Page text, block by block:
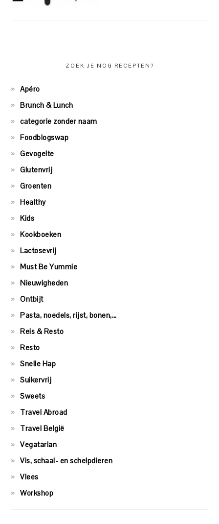
ZOEK JE NOG RECEPTEN?
Apéro
Brunch & Lunch
categorie zonder naam
Foodblogswap
Gevogelte
Glutenvrij
Groenten
Healthy
Kids
Kookboeken
Lactosevrij
Must Be Yummie
Nieuwigheden
Ontbijt
Pasta, noedels, rijst, bonen,…
Reis & Resto
Resto
Snelle Hap
Suikervrij
Sweets
Travel Abroad
Travel België
Vegatarian
Vis, schaal- en schelpdieren
Vlees
Workshop